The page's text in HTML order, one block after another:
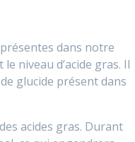
dans notre
niveau d’acide gras. Il
glucide présent dans
acides gras. Durant